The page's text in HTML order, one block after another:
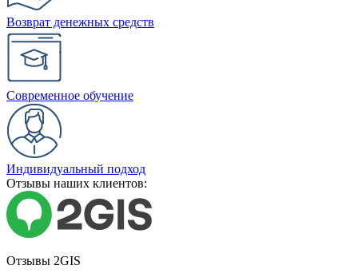
Возврат денежных средств
Современное обучение
Индивидуальный подход
Отзывы наших клиентов:
Отзывы 2GIS